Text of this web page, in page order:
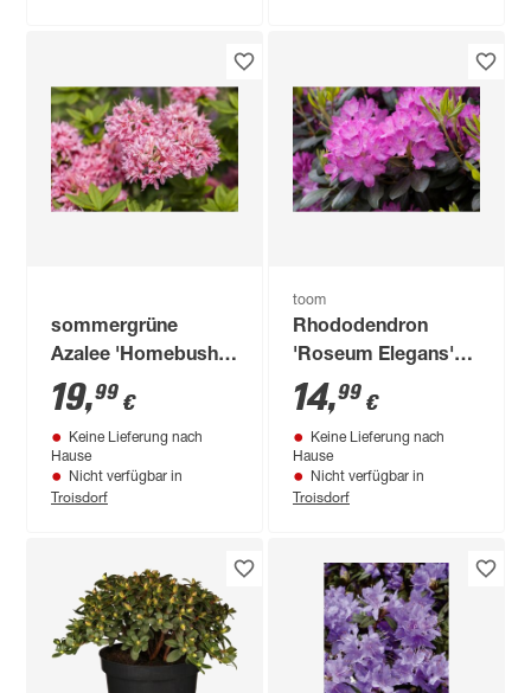
sommergrüne
Azalee 'Homebush',
23 cm Topf
19,99 €
Keine Lieferung nach
Hause
Nicht verfügbar in
Troisdorf
toom
Rhododendron
'Roseum Elegans'
rosa 21 cm Topf
14,99 €
Keine Lieferung nach
Hause
Nicht verfügbar in
Troisdorf